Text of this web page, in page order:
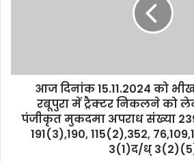
आज दिनांक 15.11.2024 को
रबूपुरा में ट्रैक्टर निकलने को
पंजीकृत मुकदमा अपराध संख्या
191(3),190, 115(2),352,
3(1)द/ध्